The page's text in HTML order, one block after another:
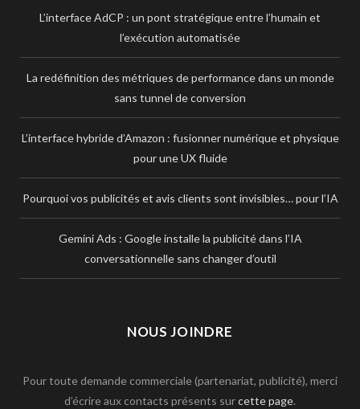
L’interface AdCP : un pont stratégique entre l’humain et
l’exécution automatisée
La redéfinition des métriques de performance dans un monde
sans tunnel de conversion
L’interface hybride d’Amazon : fusionner numérique et physique
pour une UX fluide
Pourquoi vos publicités et avis clients sont invisibles… pour l’IA
Gemini Ads : Google installe la publicité dans l’IA
conversationnelle sans changer d’outil
NOUS JOINDRE
Pour toute demande commerciale (partenariat, publicité), merci
d’écrire aux contacts présents surcette page.